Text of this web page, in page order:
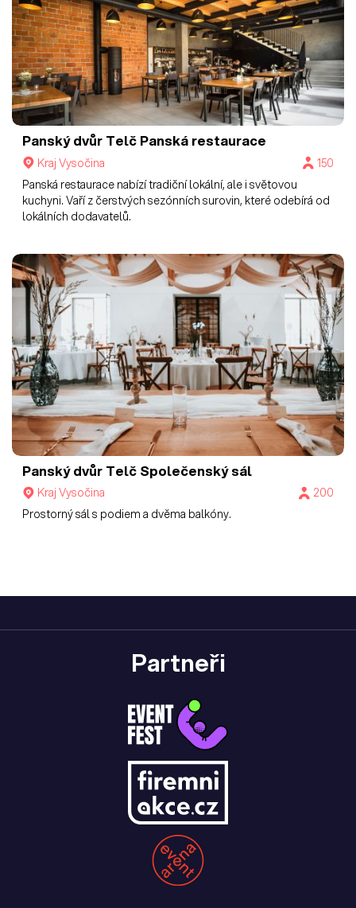
Panský dvůr Telč Panská restaurace
Kraj Vysočina
150
Panská restaurace nabízí tradiční lokální, ale i světovou
kuchyni. Vaří z čerstvých sezónních surovin, které odebírá od
lokálních dodavatelů.
Panský dvůr Telč Společenský sál
Kraj Vysočina
200
Prostorný sál s podiem a dvěma balkóny.
Partneři